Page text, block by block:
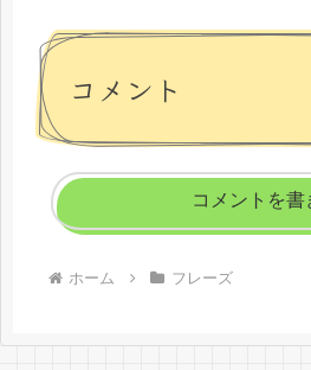
コメント
コメントを書
ホーム フレーズ